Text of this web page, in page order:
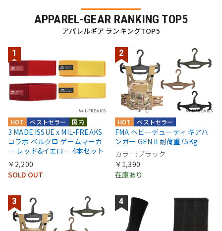
APPAREL-GEAR RANKING TOP5
アパレルギア ランキングTOP5
国内
ベストセラー
HOT
3 MADE ISSUE x MIL-FREAKS
コラボ ベルクロ ゲームマーカ
ー レッド&イエロー 4本セット
￥2,200
SOLD OUT
ベストセラー
HOT
FMA ヘビーデューティ ギアハ
ンガー GEN II 耐荷重75Kg
カラー:ブラック
￥1,390
在庫あり